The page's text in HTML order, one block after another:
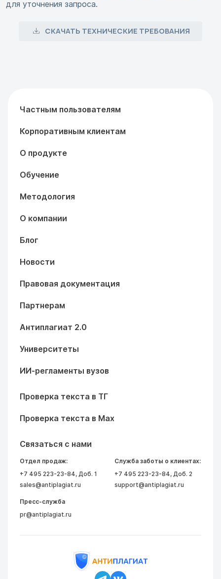
для уточнения запроса.
СКАЧАТЬ ТЕХНИЧЕСКИЕ ТРЕБОВАНИЯ
Частным пользователям
Корпоративным клиентам
О продукте
Обучение
Методология
О компании
Блог
Новости
Правовая документация
Партнерам
Антиплагиат 2.0
Университеты
ИИ-регламенты вузов
Проверка текста в ТГ
Проверка текста в Max
Связаться с нами
Отдел продаж:
+7 495 223-23-84, Доб. 1
sales@antiplagiat.ru
Служба заботы о клиентах:
+7 495 223-23-84, Доб. 2
support@antiplagiat.ru
Пресс-служба
pr@antiplagiat.ru